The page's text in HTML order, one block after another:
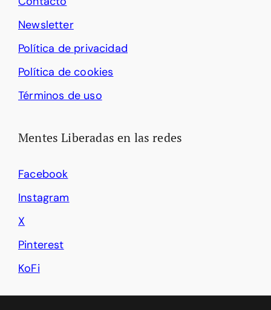
Newsletter
Política de privacidad
Política de cookies
Términos de uso
Mentes Liberadas en las redes
Facebook
Instagram
X
Pinterest
KoFi